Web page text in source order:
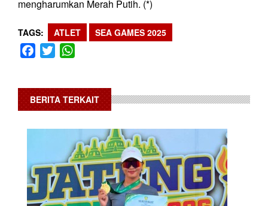
mengharumkan Merah Putih. (*)
TAGS ATLET SEA GAMES 2025
Facebook
Twitter
BERITA TERKAIT